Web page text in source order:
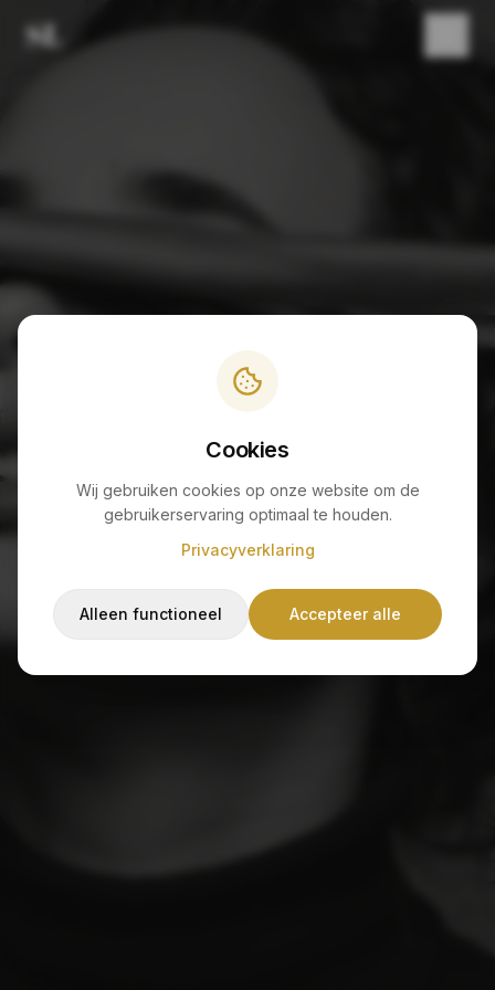
404
Sorry, de pagina die je zoekt bestaat niet of is
verplaatst.
Terug naar home
Cookies
Wij gebruiken cookies op onze website om de
gebruikerservaring optimaal te houden.
Privacyverklaring
Alleen functioneel Accepteer alle